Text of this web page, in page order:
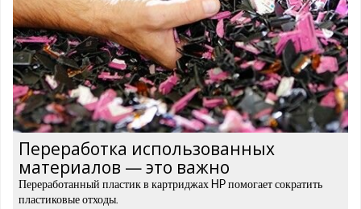
Переработка использованных
материалов — это важно
Переработанный пластик в картриджах HP помогает сократить
пластиковые отходы.